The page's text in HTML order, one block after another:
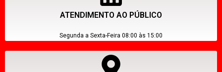
ATENDIMENTO AO PÚBLICO
Segunda a Sexta-Feira 08:00 às 15:00